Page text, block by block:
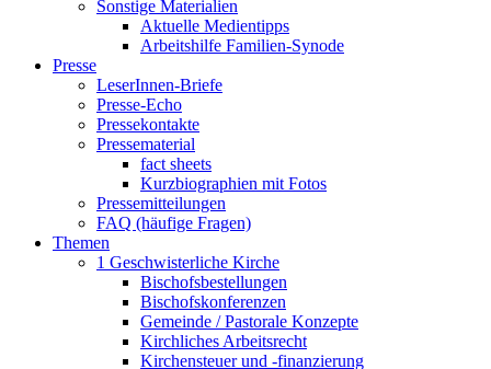
Sonstige Materialien
Aktuelle Medientipps
Arbeitshilfe Familien-Synode
Presse
LeserInnen-Briefe
Presse-Echo
Pressekontakte
Pressematerial
fact sheets
Kurzbiographien mit Fotos
Pressemitteilungen
FAQ (häufige Fragen)
Themen
1 Geschwisterliche Kirche
Bischofsbestellungen
Bischofskonferenzen
Gemeinde / Pastorale Konzepte
Kirchliches Arbeitsrecht
Kirchensteuer und -finanzierung